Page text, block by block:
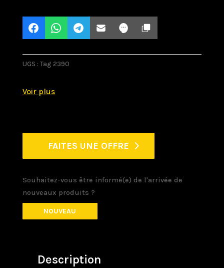
UGS : Tag 2390
FAITES UNE OFFRE
Souhaitez-vous être informé(e) de l'arrivée de
nouveaux produits ?
NOUVEAU
Description